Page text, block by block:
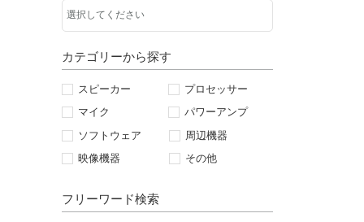
カテゴリーから探す
スピーカー
プロセッサー
マイク
パワーアンプ
ソフトウェア
周辺機器
映像機器
その他
フリーワード検索